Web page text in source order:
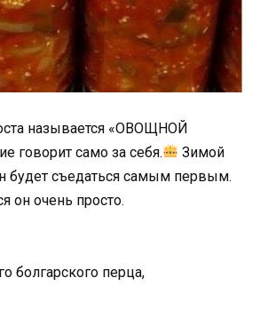
называется «ОВОЩНОЙ
говорит само за себя.
Зимой
будет съедаться самым первым.
он очень просто.
болгарского перца,